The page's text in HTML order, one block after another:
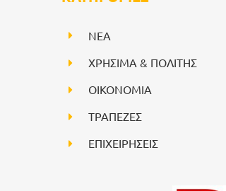
NEA
ΧΡΗΣΙΜΑ & ΠΟΛΙΤΗΣ
ΟΙΚΟΝΟΜΙΑ
ΤΡΑΠΕΖΕΣ
ΕΠΙΧΕΙΡΗΣΕΙΣ